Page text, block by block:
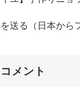
送る（日本から
メント